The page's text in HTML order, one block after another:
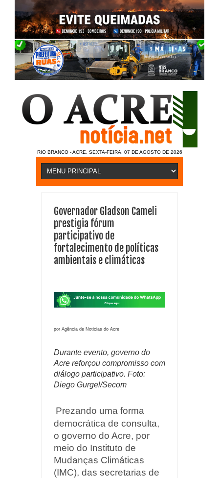
RIO BRANCO - ACRE, SEXTA-FEIRA, 07 DE AGOSTO DE 2026
Governador Gladson Cameli
prestigia fórum
participativo de
fortalecimento de políticas
ambientais e climáticas
por Agência de Noticias do Acre
Durante evento, governo do
Acre reforçou compromisso com
diálogo participativo. Foto:
Diego Gurgel/Secom
Prezando uma forma
democrática de consulta,
o governo do Acre, por
meio do Instituto de
Mudanças Climáticas
(IMC), das secretarias de